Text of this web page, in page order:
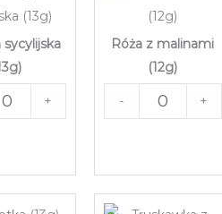
sycylijska
+
Róża z malinami
(12g)
- +